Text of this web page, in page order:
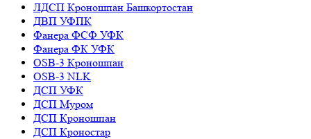
ЛДСП Кроношпан Башкортостан
ДВП УФПК
Фанера ФСФ УФК
Фанера ФК УФК
OSB-3 Кроношпан
OSB-3 NLK
ДСП УФК
ДСП Муром
ДСП Кроношпан
ДСП Кроностар